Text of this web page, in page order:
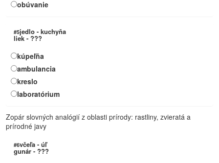
obúvanie
#5jedlo - kuchyňa
liek - ???
kúpeľňa
ambulancia
kreslo
laboratórium
Zopár slovných analógií z oblasti prírody: rastliny, zvieratá a
prírodné javy
#6včeľa - úľ
gunár - ???